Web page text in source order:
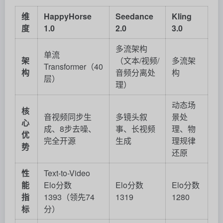
维
度
HappyHorse
1.0
Seedance
2.0
Kling
3.0
架
构
单流
Transformer（40
层）
多流架构
（文本/视频/
音频分离处
理）
多流架
构
核
心
优
势
音视频同步生
成、8步去噪、
完全开源
多镜头叙
事、长视频
生成
动态场
景处
理、物
理规律
还原
性
能
指
标
Text-to-Video
Elo分数
1393（领先74
分）
Elo分数
1319
Elo分数
1280